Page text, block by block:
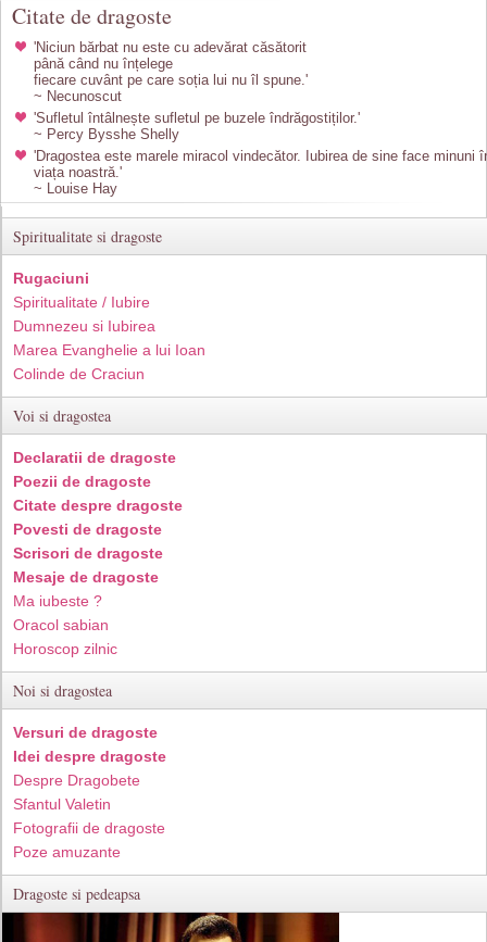
Citate de dragoste
'Niciun bărbat nu este cu adevărat căsătorit
până când nu înțelege
fiecare cuvânt pe care soția lui nu îl spune.'
~ Necunoscut
'Sufletul întâlnește sufletul pe buzele îndrăgostiților.'
~ Percy Bysshe Shelly
'Dragostea este marele miracol vindecător. Iubirea de sine face minuni
viața noastră.'
~ Louise Hay
Spiritualitate si dragoste
Rugaciuni
Spiritualitate / Iubire
Dumnezeu si Iubirea
Marea Evanghelie a lui Ioan
Colinde de Craciun
Voi si dragostea
Declaratii de dragoste
Poezii de dragoste
Citate despre dragoste
Povesti de dragoste
Scrisori de dragoste
Mesaje de dragoste
Ma iubeste ?
Oracol sabian
Horoscop zilnic
Noi si dragostea
Versuri de dragoste
Idei despre dragoste
Despre Dragobete
Sfantul Valetin
Fotografii de dragoste
Poze amuzante
Dragoste si pedeapsa